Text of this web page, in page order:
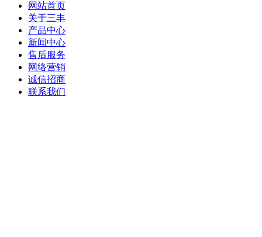
网站首页
关于三丰
产品中心
新闻中心
售后服务
网络营销
诚信招商
联系我们